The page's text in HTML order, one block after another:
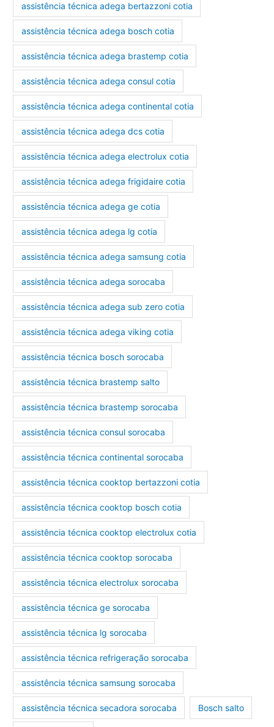
assistência técnica adega bertazzoni cotia
assistência técnica adega bosch cotia
assistência técnica adega brastemp cotia
assistência técnica adega consul cotia
assistência técnica adega continental cotia
assistência técnica adega dcs cotia
assistência técnica adega electrolux cotia
assistência técnica adega frigidaire cotia
assistência técnica adega ge cotia
assistência técnica adega lg cotia
assistência técnica adega samsung cotia
assistência técnica adega sorocaba
assistência técnica adega sub zero cotia
assistência técnica adega viking cotia
assistência técnica bosch sorocaba
assistência técnica brastemp salto
assistência técnica brastemp sorocaba
assistência técnica consul sorocaba
assistência técnica continental sorocaba
assistência técnica cooktop bertazzoni cotia
assistência técnica cooktop bosch cotia
assistência técnica cooktop electrolux cotia
assistência técnica cooktop sorocaba
assistência técnica electrolux sorocaba
assistência técnica ge sorocaba
assistência técnica lg sorocaba
assistência técnica refrigeração sorocaba
assistência técnica samsung sorocaba
assistência técnica secadora sorocaba Bosch salto